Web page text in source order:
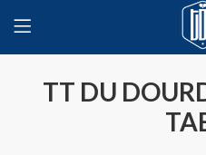
TT DU